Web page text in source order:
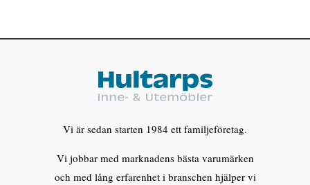
Vi är sedan starten 1984 ett familjeföretag.
Vi jobbar med marknadens bästa varumärken
och med lång erfarenhet i branschen hjälper vi